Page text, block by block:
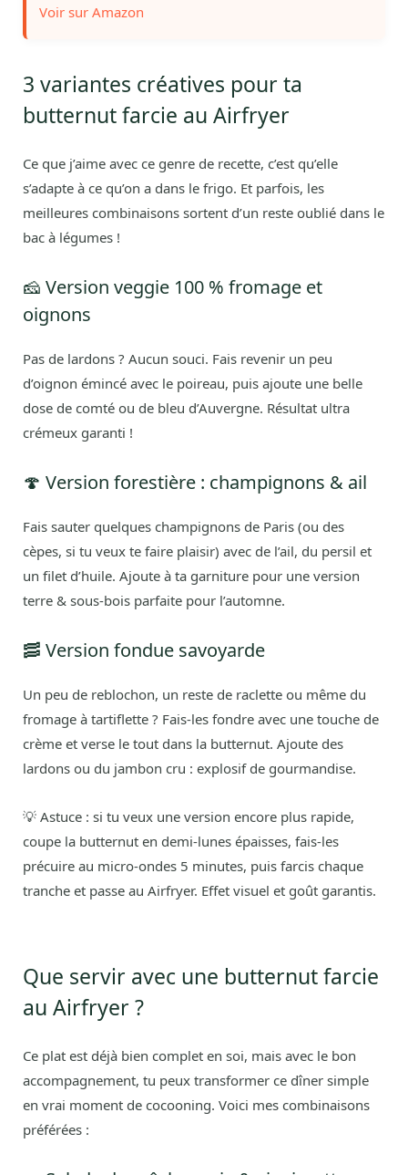
Voir sur Amazon
3 variantes créatives pour ta
butternut farcie au Airfryer
Ce que j’aime avec ce genre de recette, c’est qu’elle
s’adapte à ce qu’on a dans le frigo. Et parfois, les
meilleures combinaisons sortent d’un reste oublié dans le
bac à légumes !
🧀 Version veggie 100 % fromage et
oignons
Pas de lardons ? Aucun souci. Fais revenir un peu
d’oignon émincé avec le poireau, puis ajoute une belle
dose de comté ou de bleu d’Auvergne. Résultat ultra
crémeux garanti !
🍄 Version forestière : champignons & ail
Fais sauter quelques champignons de Paris (ou des
cèpes, si tu veux te faire plaisir) avec de l’ail, du persil et
un filet d’huile. Ajoute à ta garniture pour une version
terre & sous-bois parfaite pour l’automne.
🥓 Version fondue savoyarde
Un peu de reblochon, un reste de raclette ou même du
fromage à tartiflette ? Fais-les fondre avec une touche de
crème et verse le tout dans la butternut. Ajoute des
lardons ou du jambon cru : explosif de gourmandise.
💡 Astuce : si tu veux une version encore plus rapide,
coupe la butternut en demi-lunes épaisses, fais-les
précuire au micro-ondes 5 minutes, puis farcis chaque
tranche et passe au Airfryer. Effet visuel et goût garantis.
Que servir avec une butternut farcie
au Airfryer ?
Ce plat est déjà bien complet en soi, mais avec le bon
accompagnement, tu peux transformer ce dîner simple
en vrai moment de cocooning. Voici mes combinaisons
préférées :